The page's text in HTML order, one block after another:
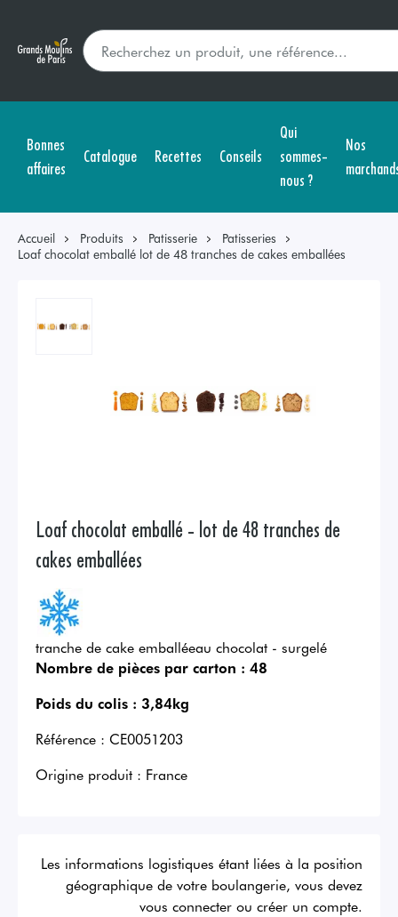
Bonnes
affaires
Catalogue Recettes Conseils
Qui
sommes-
nous ?
Nos
Accueil Produits Patisserie
Patisseries
Loaf chocolat emballé lot de 48 tranches de cakes emballées
Loaf chocolat emballé - lot de 48 tranches de
cakes emballées
tranche de cake emballéeau chocolat - surgelé
Nombre de pièces par carton : 48
Poids du colis : 3,84kg
Référence : CE0051203
Origine produit : France
Les informations logistiques étant liées à la position
géographique de votre boulangerie, vous devez
vous connecter ou créer un compte.